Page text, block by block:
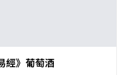
經》葡萄酒